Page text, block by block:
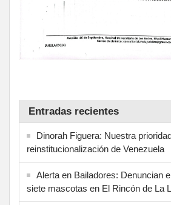
Entradas recientes
Dinorah Figuera: Nuestra
reinstitucionalización de Venezuela
Alerta en Bailadores: Denuncian
siete mascotas en El Rincón de La